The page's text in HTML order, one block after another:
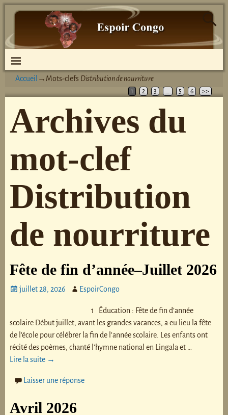
Accueil →Mots-clefs Distribution de nourriture
1 2 3 5 6 >>
Archives du
mot-clef
Distribution
de nourriture
Fête de fin d’année–Juillet 2026
juillet 28, 2026 EspoirCongo
1 Éducation : Fête de fin d’année
scolaire Début juillet, avant les grandes vacances, a eu lieu la fête
de l’école pour célébrer la fin de l’année scolaire. Les enfants ont
récité des poèmes, chanté l’hymne national en Lingala et
Lire la suite →
Laisser une réponse
Avril 2026